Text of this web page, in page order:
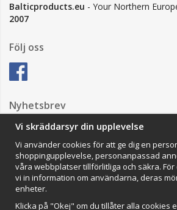
Balticproducts.eu - Your Northern
2007
Följ oss
Nyhetsbrev
Impressum
VAMOS Commerce AB
Organisationsnummer: 559502-0453
Vi skräddarsyr din upplevelse
Vi använder cookies för att ge dig en
shoppingupplevelse, personanpassad
våra webbplatser tillförlitliga och säkra.
vi in information om användarna, deras
enheter.
Klicka på "Okej" om du tillåter alla cookies